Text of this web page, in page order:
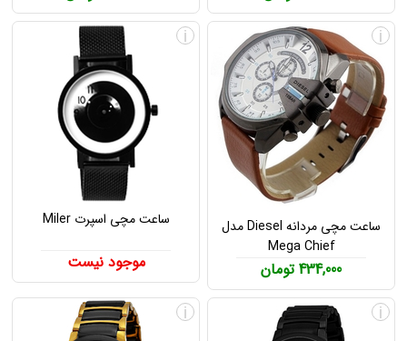
ساعت مچی مردانه Diesel مدل
Mega Chief
434,000 تومان
i
ساعت مچی اسپرت Miler
موجود نیست
i
i
i